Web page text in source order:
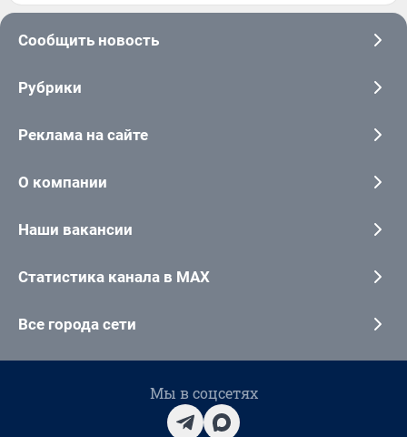
Сообщить новость
Рубрики
Реклама на сайте
О компании
Наши вакансии
Статистика канала в MAX
Все города сети
Мы в соцсетях